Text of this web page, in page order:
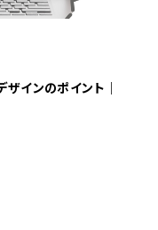
インのポイント｜